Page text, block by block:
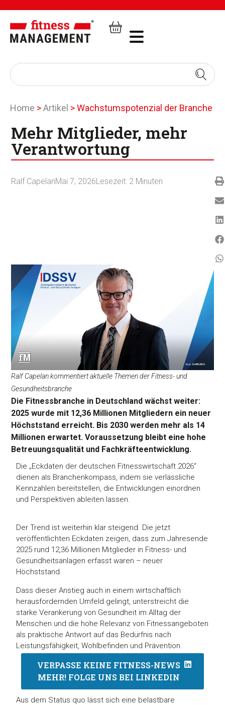
Home >Artikel >Wachstumspotenzial der Branche
Mehr Mitglieder, mehr
Verantwortung
Ralf CapelanMai 7, 2026Lesezeit: 2 Minuten
Ralf Capelan kommentiert aktuelle Themen der Fitness- und
Gesundheitsbranche
Die Fitnessbranche in Deutschland wächst weiter:
2025 wurde mit 12,36 Millionen Mitgliedern ein neuer
Höchststand erreicht. Bis 2030 werden mehr als 14
Millionen erwartet. Voraussetzung bleibt eine hohe
Betreuungsqualität und Fachkräfteentwicklung.
Die „Eckdaten der deutschen Fitnesswirtschaft 2026“
dienen als Branchenkompass, indem sie verlässliche
Kennzahlen bereitstellen, die Entwicklungen einordnen
und Perspektiven ableiten lassen.
Der Trend ist weiterhin klar steigend. Die jetzt
veröffentlichten Eckdaten zeigen, dass zum Jahresende
2025 rund 12,36 Millionen Mitglieder in Fitness- und
Gesundheitsanlagen erfasst waren – neuer
Höchststand.
Dass dieser Anstieg auch in einem wirtschaftlich
herausfordernden Umfeld gelingt, unterstreicht die
starke Verankerung von Gesundheit im Alltag der
Menschen und die hohe Relevanz von Fitnessangeboten
als praktische Antwort auf das Bedürfnis nach
Leistungsfähigkeit, Wohlbefinden und Prävention.
VERPASSE KEINE FITNESS-NEWS
MEHR! FOLGE UNS BEI LINKEDIN
Aus dem Status quo lässt sich eine belastbare